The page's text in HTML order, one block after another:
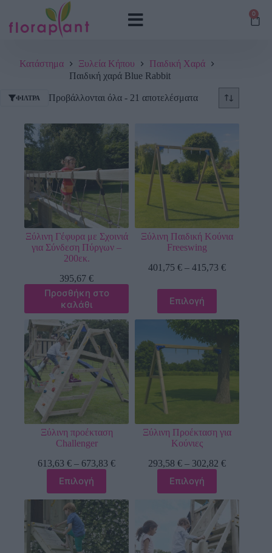
0
Κατάστημα Ξυλεία Κήπου
Παιδική Χαρά
Παιδική χαρά Blue Rabbit
ΦΊΛΤΡΑ Προβάλλονται όλα - 21 αποτελέσματα
Ξύλινη Γέφυρα με Σχοινιά
για Σύνδεση Πύργων –
200εκ.
395,67€
Προσθήκη στο
καλάθι
Ξύλινη Παιδική Κούνια
Freeswing
401,75€ – 415,73€
Επιλογή
Ξύλινη προέκταση
Challenger
613,63€ – 673,83€
Επιλογή
Ξύλινη Προέκταση για
Κούνιες
293,58€ – 302,82€
Επιλογή